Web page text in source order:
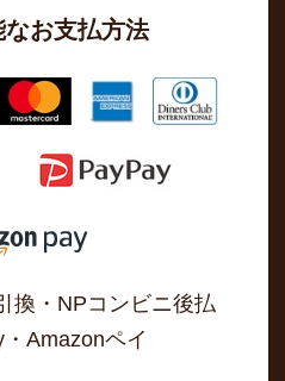
なお支払方法
換・NPコンビニ後払
Amazonペイ